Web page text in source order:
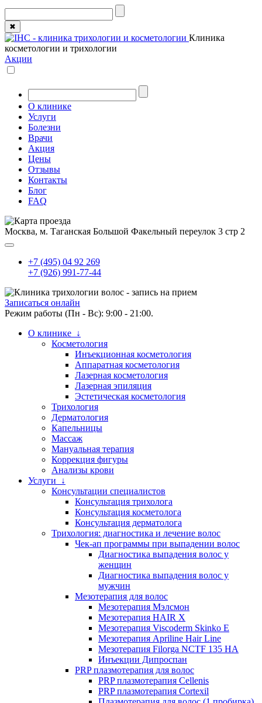
✖
Клиника
косметологии и трихологии
Акции
О клинике
Услуги
Болезни
Врачи
Акция
Цены
Отзывы
Контакты
Блог
FAQ
Москва, м. Таганская Большой Факельный переулок 3 стр 2
+7 (495) 04 92 269
+7 (926) 991-77-44
Записаться онлайн
Режим работы (Пн - Вс): 9:00 - 21:00.
О клинике ↓
Косметология
Инъекционная косметология
Аппаратная косметология
Лазерная косметология
Лазерная эпиляция
Эстетическая косметология
Трихология
Дерматология
Капельницы
Массаж
Мануальная терапия
Коррекция фигуры
Анализы крови
Услуги ↓
Консультации специалистов
Консультация трихолога
Консультация косметолога
Консультация дерматолога
Трихология: диагностика и лечение волос
Чек-ап программы при выпадении волос
Диагностика выпадения волос у
женщин
Диагностика выпадения волос у
мужчин
Мезотерапия для волос
Мезотерапия Мэлсмон
Мезотерапия HAIR X
Мезотерапия Viscoderm Skinko E
Мезотерапия Apriline Hair Line
Мезотерапия Filorga NCTF 135 HA
Инъекции Дипроспан
PRP плазмотерапия для волос
PRP плазмотерапия Cellenis
PRP плазмотерапия Cortexil